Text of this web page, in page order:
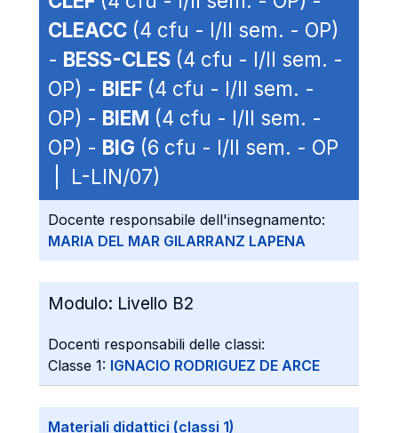
CLEACC (4 cfu - I/II sem. - OP)
- BESS-CLES (4 cfu - I/II sem. -
OP) - BIEF (4 cfu - I/II sem. -
OP) - BIEM (4 cfu - I/II sem. -
OP) - BIG (6 cfu - I/II sem. - OP
| L-LIN/07)
Docente responsabile dell'insegnamento:
MARIA DEL MAR GILARRANZ LAPENA
Modulo: Livello B2
Docenti responsabili delle classi:
Classe 1: IGNACIO RODRIGUEZ DE ARCE
Materiali didattici (classi 1)